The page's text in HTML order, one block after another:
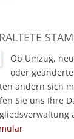
Ob Umzug,
oder
ändern sich
Sie uns Ihre